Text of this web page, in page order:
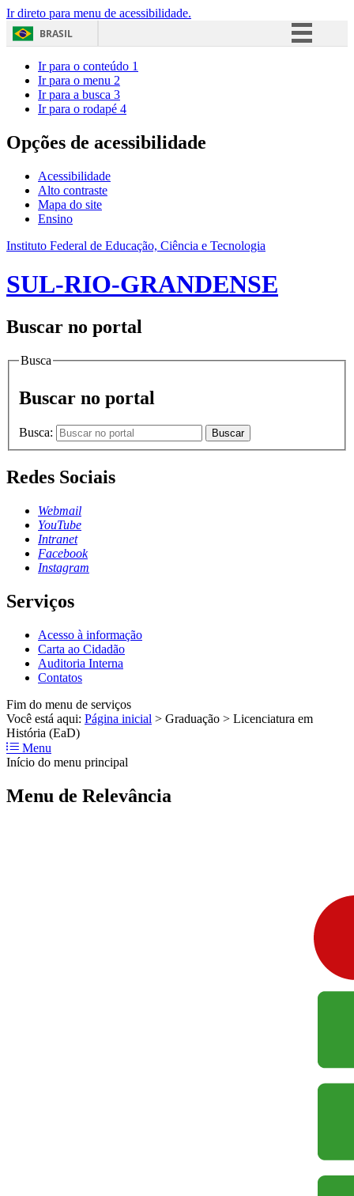
Ir direto para menu de acessibilidade.
BRASIL
Acesso à informação
Ir para o conteúdo 1
Ir para o menu 2
Ir para a busca 3
Ir para o rodapé 4
Opções de acessibilidade
Acessibilidade
Alto contraste
Mapa do site
Ensino
Instituto Federal de Educação, Ciência e Tecnologia
SUL-RIO-GRANDENSE
Buscar no portal
Busca
Buscar no portal
Busca: Buscar
Redes Sociais
Webmail
YouTube
Intranet
Facebook
Instagram
Serviços
Acesso à informação
Carta ao Cidadão
Auditoria Interna
Contatos
Fim do menu de serviços
Você está aqui: Página inicial > Graduação > Licenciatura em
História (EaD)
Menu
Início do menu principal
Menu de Relevância